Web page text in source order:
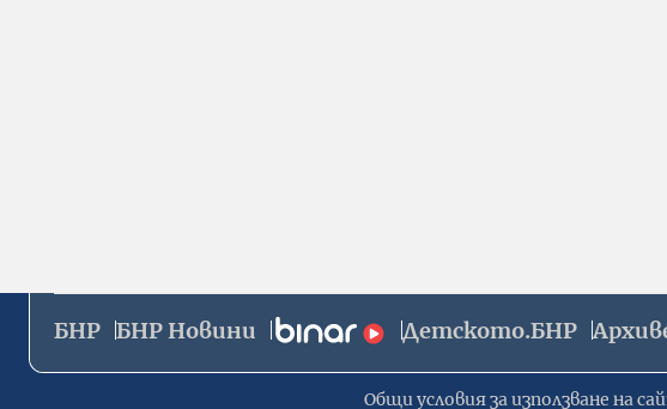
БНР БНР Новини Детското.БНР
Общи условия за използване на